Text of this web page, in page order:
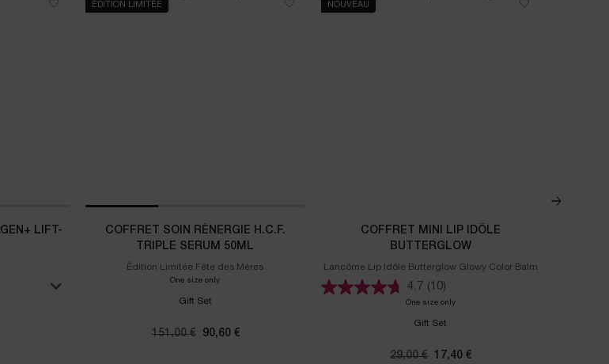
LIFT-
Rénergie Collagen+ Lift-Xtend
ÉDITION LIMITÉE
COFFRET SOIN RÉNERGIE H.C.F.
TRIPLE SERUM 50ML
Édition Limitée Fête des Mères
One size only for Coffret Soin Rénergie H.C.F. Triple Serum 50ml
Gift Set
Ancien prix
151,00 € Nouveau prix
90,60 €
NOUVEAU
COFFRET MINI LIP IDÔLE
BUTTERGLOW
Lancôme Lip Idôle Butterglow Glowy Color Balm
4.7 (10)
One size onlyfor Coffret Mini Lip Idôle Butterglow
Gift Set
Ancien prix
29,00 € Nouveau prix
17,40 €